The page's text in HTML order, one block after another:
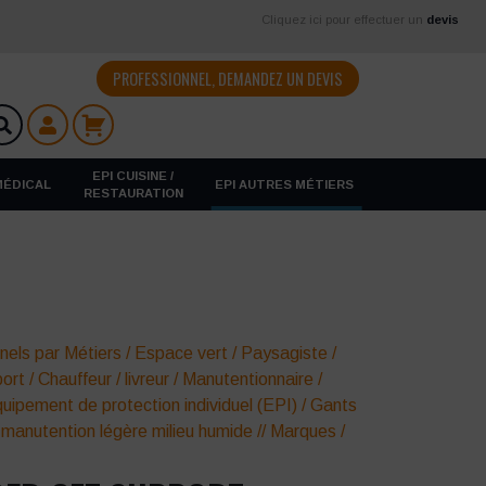
Cliquez ici pour effectuer un devis
PROFESSIONNEL, DEMANDEZ UN DEVIS
EPI CUISINE /
RESTAURATION
EPI AUTRES MÉTIERS
par Métiers / Espace vert / Paysagiste /
/ Chauffeur / livreur / Manutentionnaire /
de protection individuel (EPI) / Gants
légère milieu humide // Marques /